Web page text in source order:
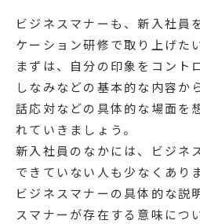
ビジネスマナーも、新入社員
ケーション研修で取り上げた
まずは、自分の印象をコント
しなみなどの基本的な内容か
話応対などの具体的な場面を
れていきましょう。
新入社員のなかには、ビジネ
できていない人も少なくあり
ビジネスマナーの具体的な説
スマナーが存在する意味につ